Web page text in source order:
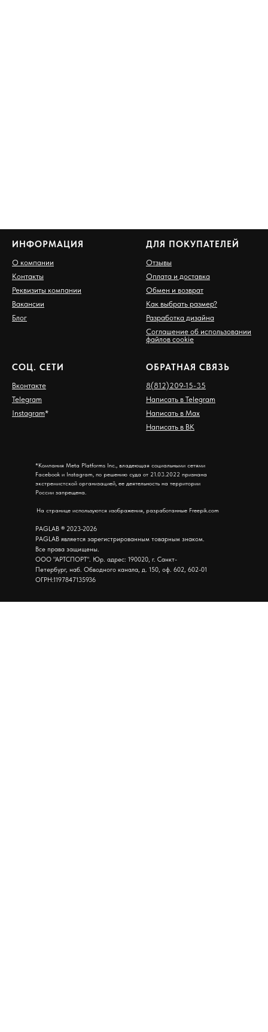
ИНФОРМАЦИЯ
О компании
Контакты
Реквизиты компании
Вакансии
Блог
ДЛЯ ПОКУПАТЕЛЕЙ
Отзывы
Оплата и доставка
Обмен и возврат
Как выбрать размер?
Разработка дизайна
Соглашение об использовании
файлов cookie
СОЦ. СЕТИ
Вконтакте
Telegram
Instagram*
ОБРАТНАЯ СВЯЗЬ
8(812)209-15-35
Написать в Telegram
Написать в Max
Написать в ВК
*Компания Meta Platforms Inc., владеющая социальными сетями
Facebook и Instagram, по решению суда от 21.03.2022 признана
экстремистской организацией, ее деятельность на территории
России запрещена.
На странице используются изображения, разработанные Freepik.com
PAGLAB ® 2023-2026
PAGLAB является зарегистрированным товарным знаком.
Все права защищены.
ООО "АРТСПОРТ". Юр. адрес: 190020, г. Санкт-
Петербург, наб. Обводного канала, д. 150, оф. 602, 602-01
ОГРН:1197847135936